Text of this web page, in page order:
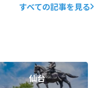
すべての記事を見る
仙台